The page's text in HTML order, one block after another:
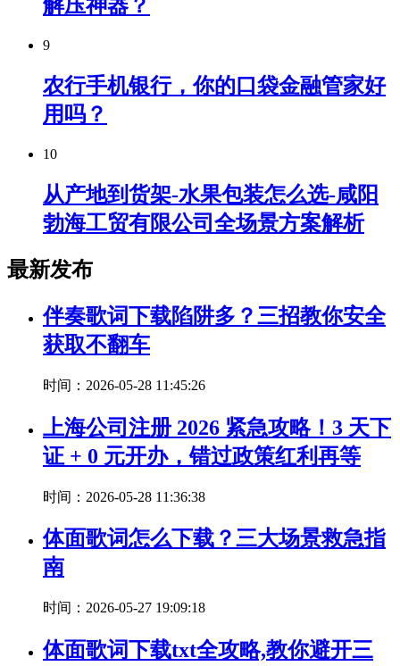
解压神器？
9
农行手机银行，你的口袋金融管家好
用吗？
10
从产地到货架-水果包装怎么选-咸阳
勃海工贸有限公司全场景方案解析
最新发布
伴奏歌词下载陷阱多？三招教你安全
获取不翻车
时间：2026-05-28 11:45:26
上海公司注册 2026 紧急攻略！3 天下
证 + 0 元开办，错过政策红利再等
时间：2026-05-28 11:36:38
体面歌词怎么下载？三大场景救急指
南
时间：2026-05-27 19:09:18
体面歌词下载txt全攻略,教你避开三